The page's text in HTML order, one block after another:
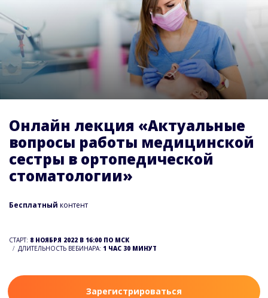
Онлайн лекция «Актуальные
вопросы работы медицинской
сестры в ортопедической
стоматологии»
Бесплатный контент
СТАРТ: 8 НОЯБРЯ 2022 В 16:00 ПО МСК
ДЛИТЕЛЬНОСТЬ ВЕБИНАРА: 1 ЧАС 30 МИНУТ
Зарегистрироваться